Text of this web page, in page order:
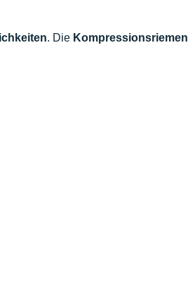
. Die Kompressionsriemen